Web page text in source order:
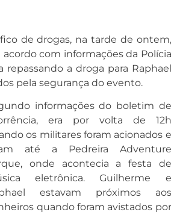
de drogas, na tarde de ontem,
com informações da Polícia
repassando a droga para Raphael
pela segurança do evento.
informações do boletim de
era por volta de 12h
os militares foram acionados e
até a Pedreira Adventure
onde acontecia a festa de
eletrônica. Guilherme e
estavam próximos aos
quando foram avistados por